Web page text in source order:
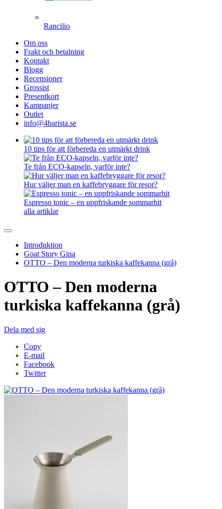
Rancilio
Om oss
Frakt och betalning
Kontakt
Blogg
Recensioner
Grossist
Presentkort
Kampanjer
Outlet
info@4barista.se
10 tips för att förbereda en utmärkt drink
Te från ECO-kapseln, varför inte?
Hur väljer man en kaffebryggare för resor?
Espresso tonic – en uppfriskande sommarhit
alla artiklar
Introduktion
Goat Story Gina
OTTO – Den moderna turkiska kaffekanna (grå)
OTTO – Den moderna
turkiska kaffekanna (grå)
Dela med sig
Copy
E-mail
Facebook
Twitter